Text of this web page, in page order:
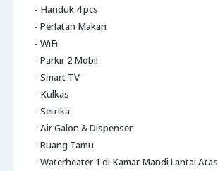
- Handuk 4 pcs
- Perlatan Makan
- WiFi
- Parkir 2 Mobil
- Smart TV
- Kulkas
- Setrika
- Air Galon & Dispenser
- Ruang Tamu
- Waterheater 1 di Kamar Mandi Lantai Atas